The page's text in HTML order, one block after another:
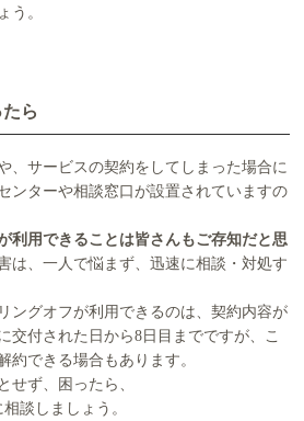
う。
ら
、サービスの契約をしてしまった場合に
ンターや相談窓口が設置されていますの
利用できることは皆さんもご存知だと思
は、一人で悩まず、迅速に相談・対処す
ングオフが利用できるのは、契約内容が
交付された日から8日目までですが、こ
約できる場合もあります。
せず、困ったら、
相談しましょう。